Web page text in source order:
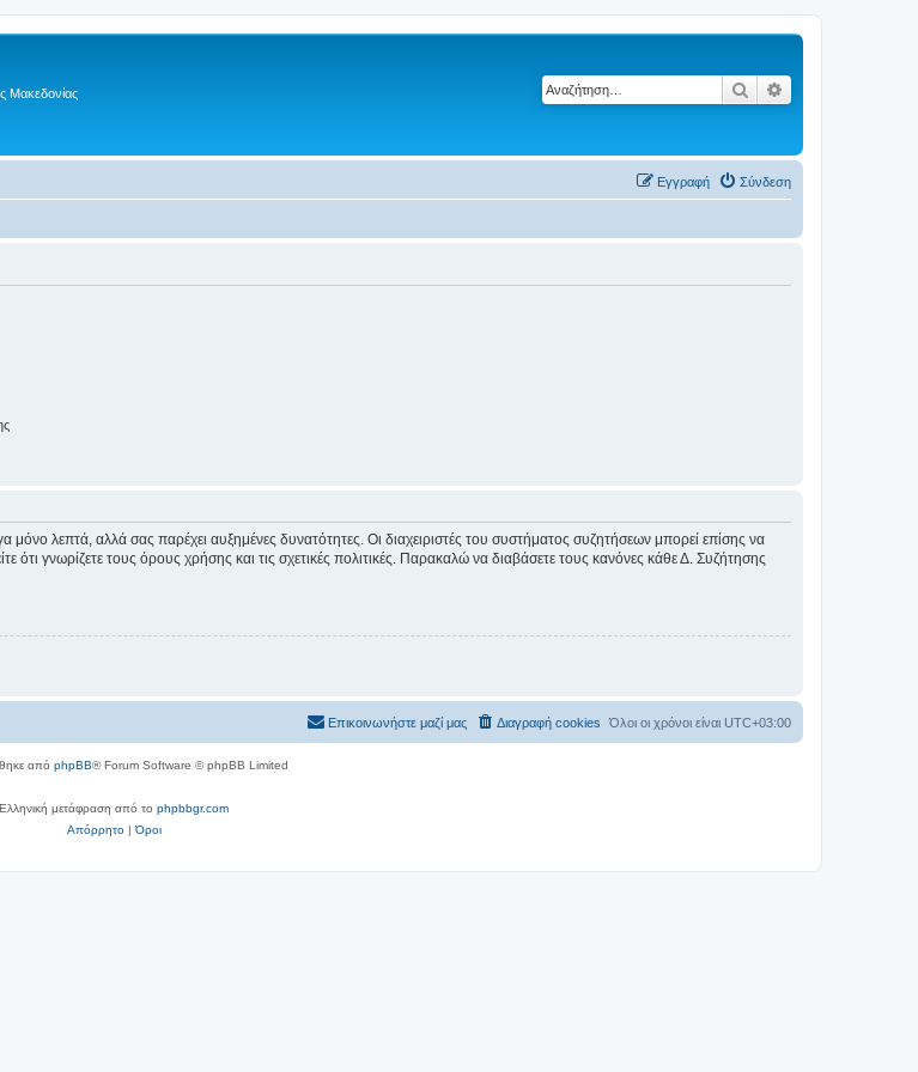
Μακεδονίας Αναζήτηση
Σύνδεση
Εγγραφή
μόνο λεπτά, αλλά σας παρέχει αυξημένες δυνατότητες. Οι διαχειριστές του συστήματος συζητήσεων μπορεί επίσης να
ότι γνωρίζετε τους όρους χρήσης και τις σχετικές πολιτικές. Παρακαλώ να διαβάσετε τους κανόνες κάθε Δ. Συζήτησης
Όλοι οι χρόνοι είναι UTC+03:00
Διαγραφή cookies
Επικοινωνήστε μαζί μας
από phpBB® Forum Software © phpBB Limited
Ελληνική μετάφραση από το phpbbgr.com
Απόρρητο|Όροι